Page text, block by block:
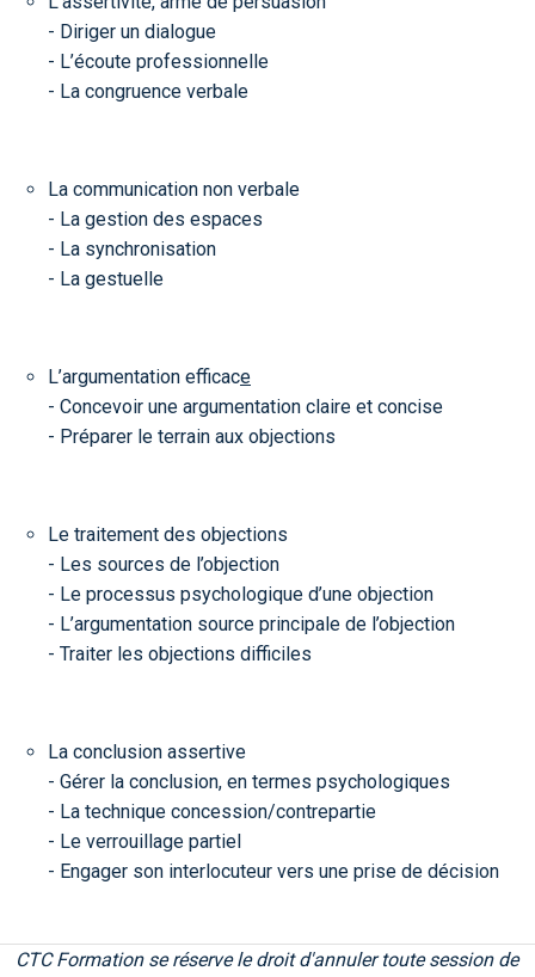
- Diriger un dialogue
- L’écoute professionnelle
- La congruence verbale
La communication non verbale
- La gestion des espaces
- La synchronisation
- La gestuelle
L’argumentation efficace
- Concevoir une argumentation claire et concise
- Préparer le terrain aux objections
Le traitement des objections
- Les sources de l’objection
- Le processus psychologique d’une objection
- L’argumentation source principale de l’objection
- Traiter les objections difficiles
La conclusion assertive
- Gérer la conclusion, en termes psychologiques
- La technique concession/contrepartie
- Le verrouillage partiel
- Engager son interlocuteur vers une prise de décision
CTC Formation se réserve le droit d'annuler toute session de